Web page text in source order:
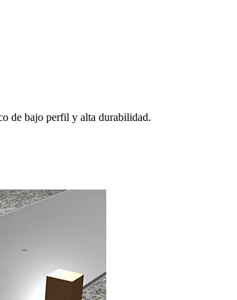
de bajo perfil y alta durabilidad.